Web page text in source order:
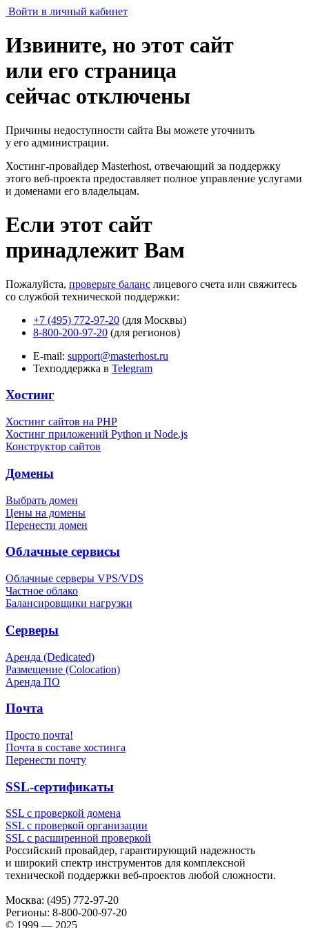
Войти в личный кабинет
Извините, но этот сайт
или его страница
сейчас отключены
Причины недоступности сайта Вы можете уточнить
у его администрации.
Хостинг-провайдер Masterhost, отвечающий за поддержку
этого веб-проекта предоставляет полное управление услугами
и доменами его владельцам.
Если этот сайт
принадлежит Вам
Пожалуйста, проверьте баланс лицевого счета или свяжитесь
со службой технической поддержки:
+7 (495) 772-97-20 (для Москвы)
8-800-200-97-20 (для регионов)
E-mail: support@masterhost.ru
Техподдержка в Telegram
Хостинг
Хостинг сайтов на PHP
Хостинг приложений Python и Node.js
Конструктор сайтов
Домены
Выбрать домен
Цены на домены
Перенести домен
Облачные сервисы
Облачные серверы VPS/VDS
Частное облако
Балансировщики нагрузки
Серверы
Аренда (Dedicated)
Размещение (Colocation)
Аренда ПО
Почта
Просто почта!
Почта в составе хостинга
Перенести почту
SSL-сертификаты
SSL с проверкой домена
SSL с проверкой организации
SSL с расширенной проверкой
Российский провайдер, гарантирующий надежность
и широкий спектр инструментов для комплексной
технической поддержки веб-проектов любой сложности.
Москва: (495) 772-97-20
Регионы: 8-800-200-97-20
© 1999 — 2025